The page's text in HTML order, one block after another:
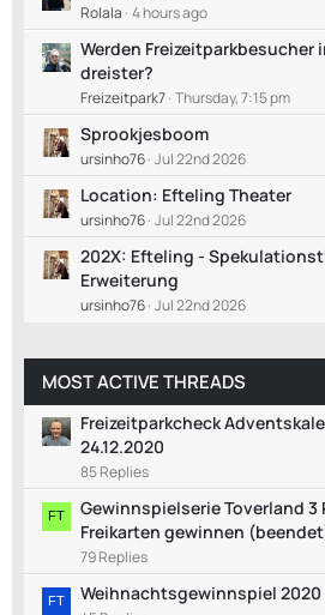
Rolala 4 hours ago
Werden Freizeitparkbesucher
dreister?
Freizeitpark7 Thursday, 7:15 pm
Sprookjesboom
ursinho76 Jul 22nd 2026
Location: Efteling Theater
ursinho76 Jul 22nd 2026
202X: Efteling -
Erweiterung
ursinho76 Jul 22nd 2026
MOST ACTIVE THREADS
Freizeitparkcheck
24.12.2020
85 Replies
Gewinnspielserie Toverland 3
Freikarten gewinnen
79 Replies
Weihnachtsgewinnspiel